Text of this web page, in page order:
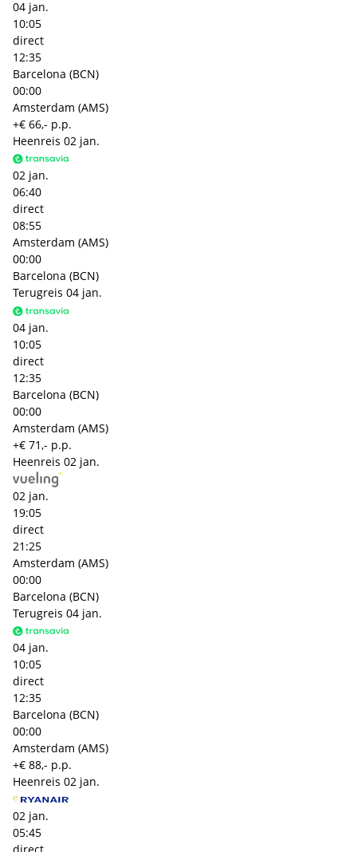
04 jan.
10:05
direct
12:35
Barcelona (BCN)
00:00
Amsterdam (AMS)
+€ 66,- p.p.
Heenreis 02 jan.
02 jan.
06:40
direct
08:55
Amsterdam (AMS)
00:00
Barcelona (BCN)
Terugreis 04 jan.
04 jan.
10:05
direct
12:35
Barcelona (BCN)
00:00
Amsterdam (AMS)
+€ 71,- p.p.
Heenreis 02 jan.
02 jan.
19:05
direct
21:25
Amsterdam (AMS)
00:00
Barcelona (BCN)
Terugreis 04 jan.
04 jan.
10:05
direct
12:35
Barcelona (BCN)
00:00
Amsterdam (AMS)
+€ 88,- p.p.
Heenreis 02 jan.
02 jan.
05:45